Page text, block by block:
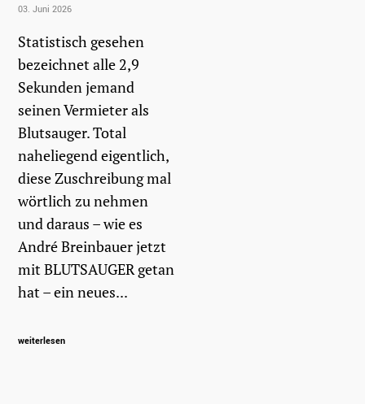
03. Juni 2026
Statistisch gesehen
bezeichnet alle 2,9
Sekunden jemand
seinen Vermieter als
Blutsauger. Total
naheliegend eigentlich,
diese Zuschreibung mal
wörtlich zu nehmen
und daraus – wie es
André Breinbauer jetzt
mit BLUTSAUGER getan
hat – ein neues...
weiterlesen